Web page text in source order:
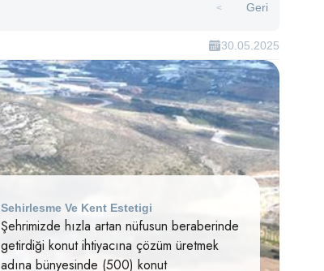
> Geri
30.05.2025
Sehirlesme Ve Kent Estetigi
Şehrimizde hızla artan nüfusun beraberinde
getirdiği konut ihtiyacına çözüm üretmek
adına bünyesinde (500) konut